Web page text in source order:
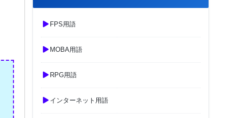
FPS用語
MOBA用語
RPG用語
インターネット用語